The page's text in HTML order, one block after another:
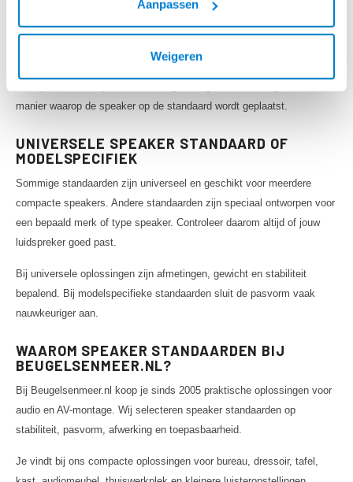
Aanpassen
Weigeren
kleine presentatieruimtes. Ze zijn geschikt wanneer je weinig ruimte
hebt, maar de speaker toch netjes wilt positioneren.
manier waarop de speaker op de standaard wordt geplaatst.
UNIVERSELE SPEAKER STANDAARD OF
MODELSPECIFIEK
Sommige standaarden zijn universeel en geschikt voor meerdere
compacte speakers. Andere standaarden zijn speciaal ontworpen voor
een bepaald merk of type speaker. Controleer daarom altijd of jouw
luidspreker goed past.
Bij universele oplossingen zijn afmetingen, gewicht en stabiliteit
bepalend. Bij modelspecifieke standaarden sluit de pasvorm vaak
nauwkeuriger aan.
WAAROM SPEAKER STANDAARDEN BIJ
BEUGELSENMEER.NL?
Bij Beugelsenmeer.nl koop je sinds 2005 praktische oplossingen voor
audio en AV-montage. Wij selecteren speaker standaarden op
stabiliteit, pasvorm, afwerking en toepasbaarheid.
Je vindt bij ons compacte oplossingen voor bureau, dressoir, tafel,